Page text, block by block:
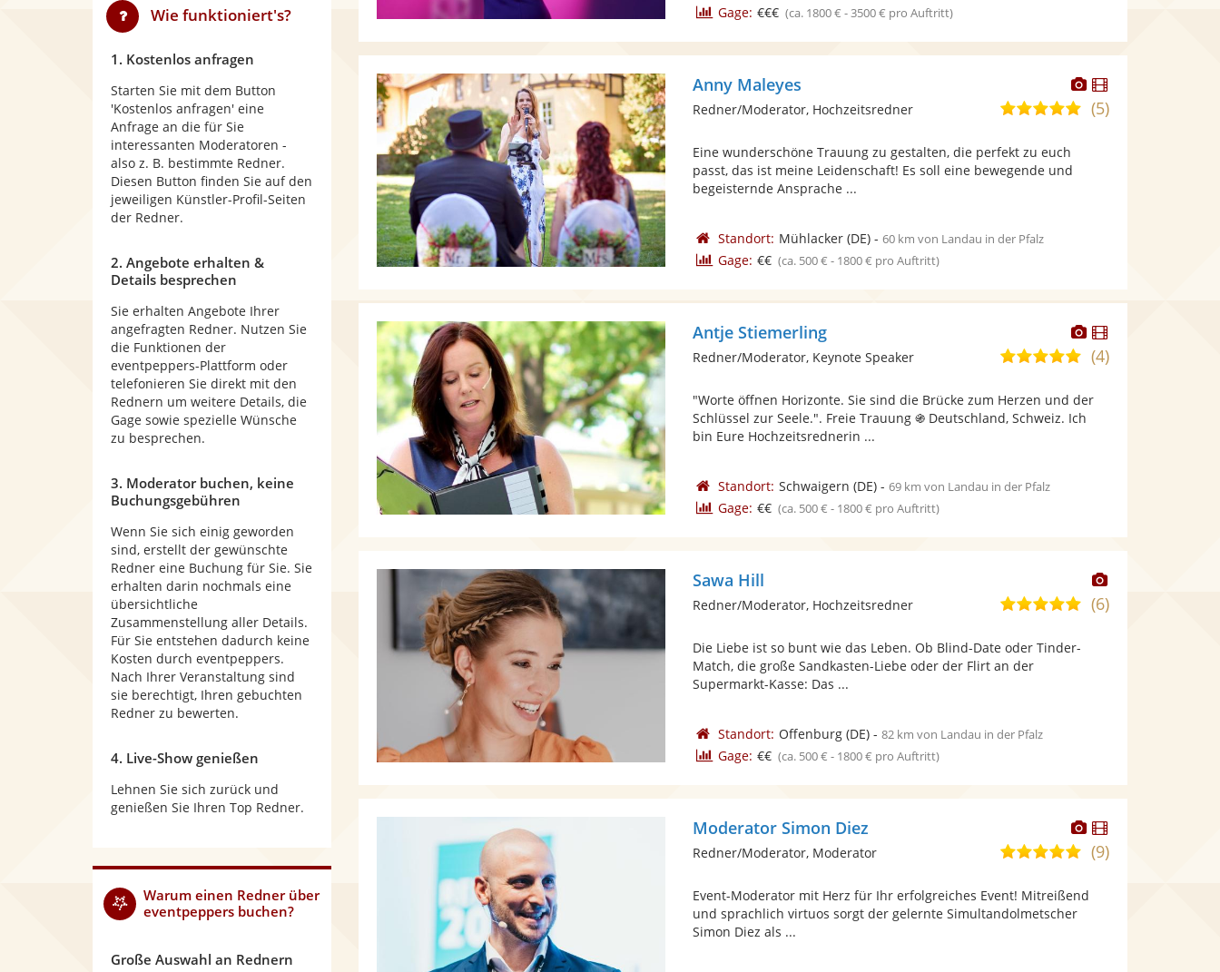
Gage: €€€ (ca. 1800 € - 3500 € pro Auftritt)
Dieser
Künstler
stellt
Dieser
Künstler
Anny Maleyes
5,0(5)
Redner/Moderator, Hochzeitsredner
Eine wunderschöne Trauung zu gestalten, die perfekt zu euch
passt, das ist meine Leidenschaft! Es soll eine bewegende und
begeisternde Ansprache ...
Standort: Mühlacker(DE)- 60 km von Landau in der Pfalz
Gage: €€ (ca. 500 € - 1800 € pro Auftritt)
Dieser
Künstler
stellt
bereit.
Dieser
Künstler
Antje Stiemerling
4,8
5
Sternen
(4)
Redner/Moderator, Keynote Speaker
"Worte öffnen Horizonte. Sie sind die Brücke zum Herzen und der
Schlüssel zur Seele.". Freie Trauung ֍ Deutschland, Schweiz. Ich
bin Eure Hochzeitsrednerin ...
Standort: Schwaigern (DE)- 69 km von Landau in der Pfalz
Gage: €€ (ca. 500 € - 1800 € pro Auftritt)
Dieser
Künstler
Sawa Hill
5,0(6)
Redner/Moderator, Hochzeitsredner
Die Liebe ist so bunt wie das Leben. Ob Blind-Date oder Tinder-
Match, die große Sandkasten-Liebe oder der Flirt an der
Supermarkt-Kasse: Das ...
Standort: Offenburg(DE)- 82 km von Landau in der Pfalz
Gage: €€ (ca. 500 € - 1800 € pro Auftritt)
Dieser
Künstler
stellt
Fotos
bereit.
Dieser
Künstler
Moderator Simon Diez
4,9
5
(9)
Redner/Moderator, Moderator
Event-Moderator mit Herz für Ihr erfolgreiches Event! Mitreißend
und sprachlich virtuos sorgt der gelernte Simultandolmetscher
Simon Diez als ...
Wie funktioniert's?
1. Kostenlos anfragen
Starten Sie mit dem Button
'Kostenlos anfragen' eine
Anfrage an die für Sie
interessanten Moderatoren -
also z. B. bestimmte Redner.
Diesen Button finden Sie auf den
jeweiligen Künstler-Profil-Seiten
der Redner.
2. Angebote erhalten &
Details besprechen
Sie erhalten Angebote Ihrer
angefragten Redner. Nutzen Sie
die Funktionen der
eventpeppers-Plattform oder
telefonieren Sie direkt mit den
Rednern um weitere Details, die
Gage sowie spezielle Wünsche
zu besprechen.
3. Moderator buchen, keine
Buchungsgebühren
Wenn Sie sich einig geworden
sind, erstellt der gewünschte
Redner eine Buchung für Sie. Sie
erhalten darin nochmals eine
übersichtliche
Zusammenstellung aller Details.
Für Sie entstehen dadurch keine
Kosten durch eventpeppers.
Nach Ihrer Veranstaltung sind
sie berechtigt, Ihren gebuchten
Redner zu bewerten.
4. Live-Show genießen
Lehnen Sie sich zurück und
genießen Sie Ihren Top Redner.
Warum einen Rednerüber
eventpeppers buchen?
Große Auswahl an Rednern